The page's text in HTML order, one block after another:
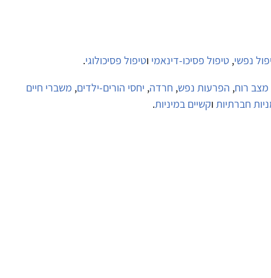
נפשי, טיפול פסיכו-דינאמי וטיפול פסיכולוגי.
מצב רוח, הפרעות נפש, חרדה, יחסי הורים-ילדים, משברי חיים
חברתיות וקשיים במיניות.